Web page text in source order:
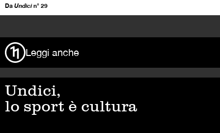
Da Undicin° 29
Leggi anche
Undici,
lo sport è cultura